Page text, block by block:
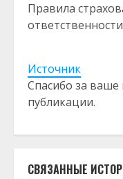
Правила
ответственности
Источник
Спасибо за
публикации.
СВЯЗАННЫЕ